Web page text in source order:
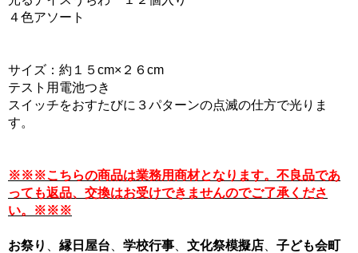
４色アソート
サイズ：約１５cm×２６cm
テスト用電池つき
スイッチをおすたびに３パターンの点滅の仕方で光りま
す。
※※※こちらの商品は業務用商材となります。不良品であ
っても返品、交換はお受けできませんのでご了承くださ
い。※※※
お祭り 縁日屋台 学校行事 文化祭模擬店 子ども会町